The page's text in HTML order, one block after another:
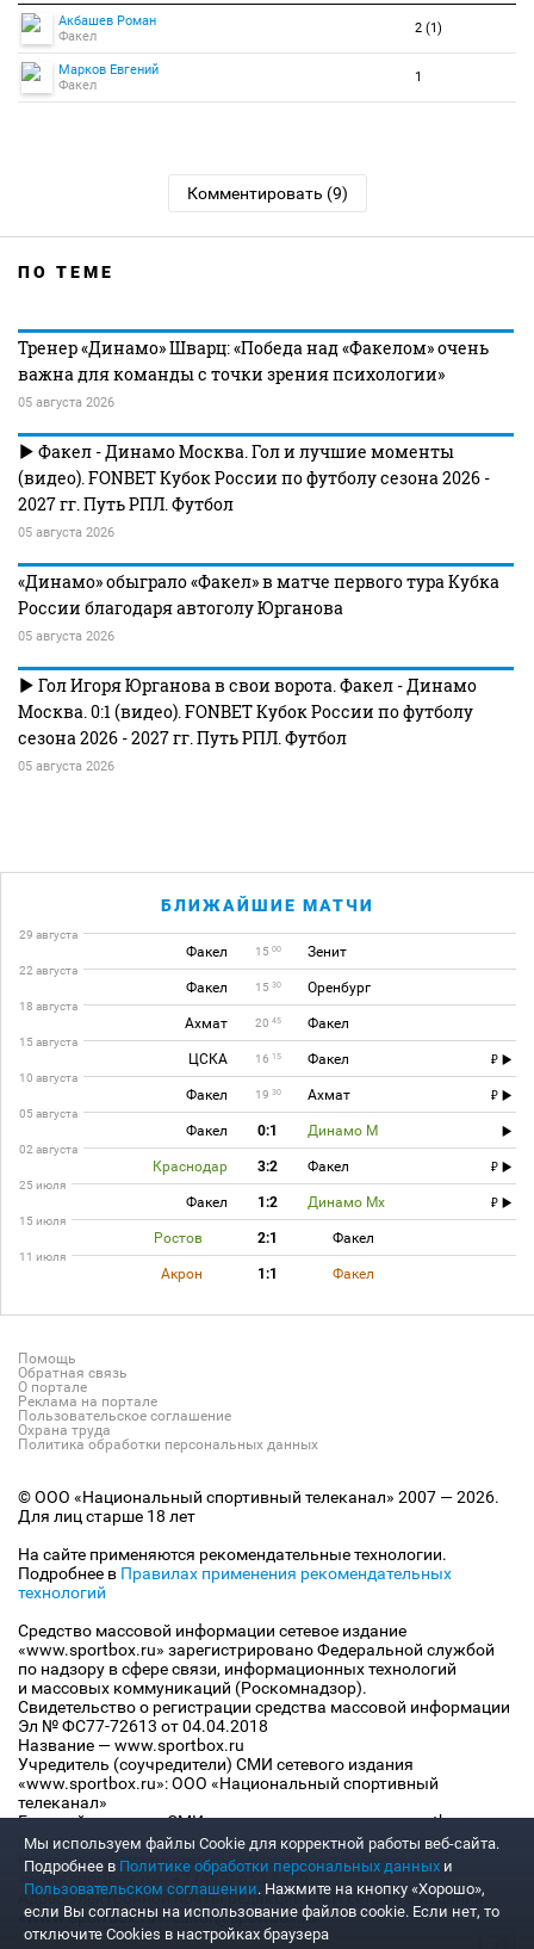
Акбашев Роман
Факел
2 (1)
Марков Евгений
Факел
1
Комментировать (9)
ПО ТЕМЕ
Тренер «Динамо» Шварц: «Победа над «Факелом» очень
важна для команды с точки зрения психологии»
05 августа 2026
Факел - Динамо Москва. Гол и лучшие моменты
(видео). FONBET Кубок России по футболу сезона 2026 -
2027 гг. Путь РПЛ. Футбол
05 августа 2026
«Динамо» обыграло «Факел» в матче первого тура Кубка
России благодаря автоголу Юрганова
05 августа 2026
Гол Игоря Юрганова в свои ворота. Факел - Динамо
Москва. 0:1 (видео). FONBET Кубок России по футболу
сезона 2026 - 2027 гг. Путь РПЛ. Футбол
05 августа 2026
БЛИЖАЙШИЕ МАТЧИ
29 августа
Факел 15 00 Зенит
22 августа
Факел 15 30 Оренбург
18 августа
Ахмат 20 45 Факел
15 августа
ЦСКА 16 15 Факел
10 августа
Факел 19 30 Ахмат
05 августа
Факел 0:1 Динамо М
02 августа
Краснодар 3:2 Факел
25 июля
Факел 1:2 Динамо Мх
15 июля
Ростов 2:1 Факел
11 июля
Акрон 1:1 Факел
Помощь
Обратная связь
О портале
Реклама на портале
Пользовательское соглашение
Охрана труда
Политика обработки персональных данных
© ООО «Национальный спортивный телеканал» 2007 — 2026.
Для лиц старше 18 лет
На сайте применяются рекомендательные технологии.
Подробнее в Правилах применения рекомендательных
технологий
Средство массовой информации сетевое издание
«www.sportbox.ru» зарегистрировано Федеральной службой
по надзору в сфере связи, информационных технологий
и массовых коммуникаций (Роскомнадзор).
Свидетельство о регистрации средства массовой информации
Эл № ФС77-72613 от 04.04.2018
Название — www.sportbox.ru
Учредитель (соучредители) СМИ сетевого издания
«www.sportbox.ru»: ООО «Национальный спортивный
телеканал»
Главный редактор СМИ сетевого издания «www.sportbox.ru»:
Конов В.А.
Номер телефона редакции СМИ сетевого издания
«www.sportbox.ru»: +7 (495) 653 8419
Адрес электронной почты редакции СМИ сетевого издания
«www.sportbox.ru»: editor@sportbox.ru
Мы используем файлы Сookie для корректной работы веб-сайта.
Подробнее в Политике обработки персональных данных и
Пользовательском соглашении. Нажмите на кнопку «Хорошо»,
если Вы согласны на использование файлов cookie. Если нет, то
отключите Cookies в настройках браузера